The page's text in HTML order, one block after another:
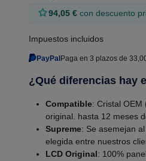
94,05 € con descuento
Impuestos incluidos
PayPal Paga en 3 plazos de
¿Qué diferencias hay
Compatible: Cristal OEM
original. hasta 12 meses
Supreme: Se asemejan
elegida entre nuestros
LCD Original: 100%